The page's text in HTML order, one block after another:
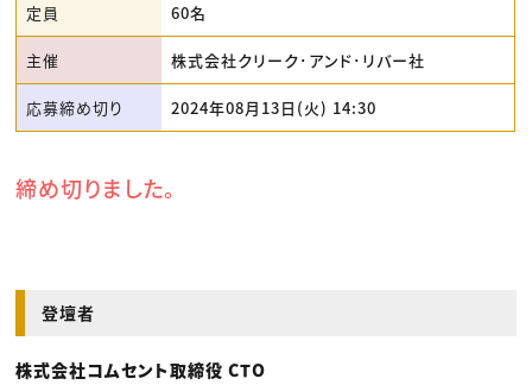
定員 60名
主催 株式会社クリーク･アンド･リバー社
応募締め切り 2024年08月13日(火) 14:30
締め切りました。
登壇者
株式会社コムセント取締役 CTO